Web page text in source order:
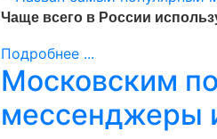
Чаще всего в России
Подробнее ...
Московским
мессенджеры